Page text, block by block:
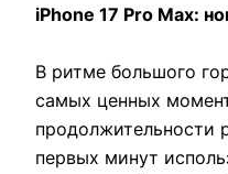
iPhone 17 Pro Max:
В ритме большого
самых ценных
продолжительности
первых минут